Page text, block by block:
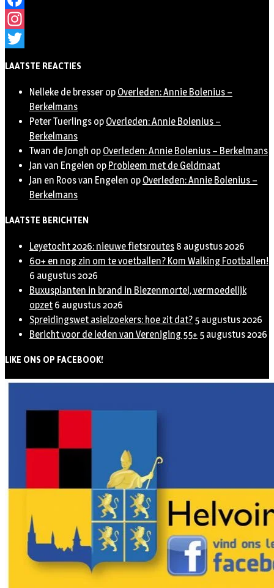
Facebook
Instagram
LAATSTE REACTIES
Nelleke de bresser op Overleden: Annie Bolenius –
Berkelmans
Peter Tuerlings op Overleden: Annie Bolenius –
Berkelmans
Twan de Jongh op Overleden: Annie Bolenius – Berkelmans
Jan van Engelen op Probleem met de Geldmaat
Jan en Roos van Engelen op Overleden: Annie Bolenius –
Berkelmans
LAATSTE BERICHTEN
Leyetocht 2026: nieuwe fietsroutes 8 augustus 2026
60+ en nog zin om te voetballen? Kom Walking Footballen!
6 augustus 2026
Buxusplanten in brand in Biezenmortel, vermoedelijk
opzet 6 augustus 2026
Spreidingswet asielzoekers: hoe zit dat? 5 augustus 2026
Bericht voor de leden van Vereniging 55+ 5 augustus 2026
LIKE ONS OP FACEBOOK!